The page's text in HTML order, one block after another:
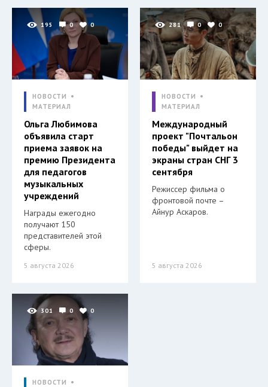
195 0 0
НОВОСТИ
МАТЕРИАЛ
Ольга Любимова
объявила старт
приема заявок на
премию Президента
для педагогов
музыкальных
учреждений
Награды ежегодно
получают 150
представителей этой
сферы.
5 августа 2026
281 0 0
НОВОСТИ
МАТЕРИАЛ
Международный
проект "Почтальон
победы" выйдет на
экраны стран СНГ 3
сентября
Режиссер фильма о
фронтовой почте –
Айнур Аскаров.
5 августа 2026
301 0 0
НОВОСТИ